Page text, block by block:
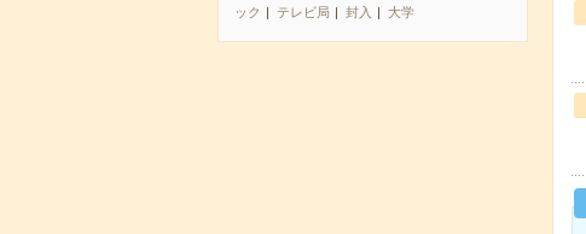
ック
テレビ局 封入 大学